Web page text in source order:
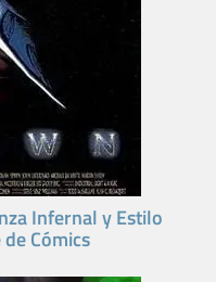
Infernal y Estilo
Cómics